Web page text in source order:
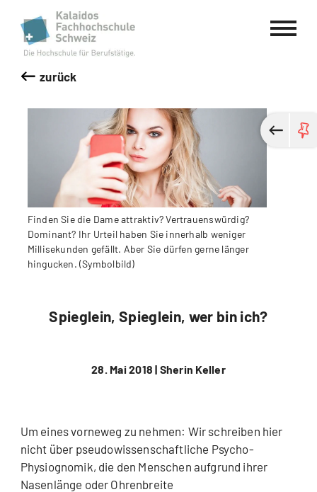
Kalaidos Fachhochschule Schweiz
zurück
Finden Sie die Dame attraktiv? Vertrauenswürdig?
Dominant? Ihr Urteil haben Sie innerhalb weniger
Millisekunden gefällt. Aber Sie dürfen gerne länger
hingucken. (Symbolbild)
Spieglein, Spieglein, wer bin ich?
28. Mai 2018 | Sherin Keller
Um eines vorneweg zu nehmen: Wir schreiben hier
nicht über pseudowissenschaftliche Psycho-
Physiognomik, die den Menschen aufgrund ihrer
Nasenlänge oder Ohrenbreite